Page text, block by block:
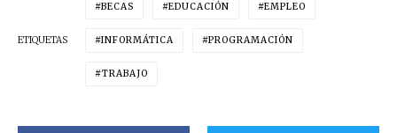
ETIQUETAS
BECAS EDUCACIÓN EMPLEO
INFORMÁTICA PROGRAMACIÓN
TRABAJO